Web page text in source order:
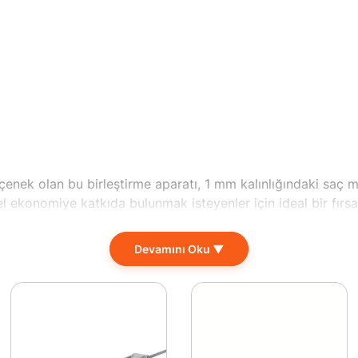
olan bu birleştirme aparatı, 1 mm kalınlığındaki saç
katkıda bulunmak isteyenler için ideal bir
geniş bir yelpazede kullanılmak üzere
iş süreçlerinizi optimize ederken, verimliliğinizi de
ekipler hem de hobi amaçlı çalışan bireyler için cazip
arayışında en doğru tercih burası. Hemen test
Devamını Oku ▼